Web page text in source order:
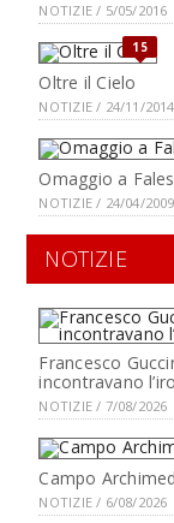
NOTIZIE / 5/05/2016
15
Oltre il Cielo
NOTIZIE / 24/11/2014
Omaggio a
NOTIZIE / 24/04/2009
NOTIZIE
Francesco
incontravano
NOTIZIE / 7/08/2026
Campo
NOTIZIE / 6/08/2026